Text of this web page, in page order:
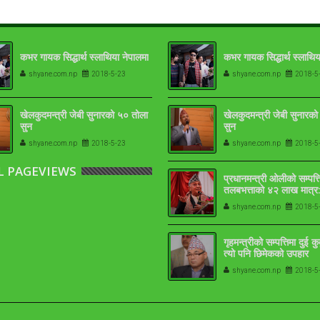
रुपले मनाउने गोरेलाई मोरङ जिल्ला अदालत लैजाँदै
कभर गायक सिद्धार्थ स्लाथिया नेपालमा
shyane.com.np 2018-5-23
खेलकुदमन्त्री जेबी सुनारको ५० तोला
सुन
shyane.com.np 2018-5-23
PAGEVIEWS
कभर गायक सिद्धार्थ
shyane.com.np 2018-
खेलकुदमन्त्री जेबी सुनारको
सुन
shyane.com.np 2018-
प्रधानमन्त्री ओलीको
तलबभत्ताको ४२ लाख
१७-१८ तोला
shyane.com.np 2018-
गृहमन्त्रीको सम्पत्तिमा दुई
त्यो पनि छिमेकको उपहार
shyane.com.np 2018-